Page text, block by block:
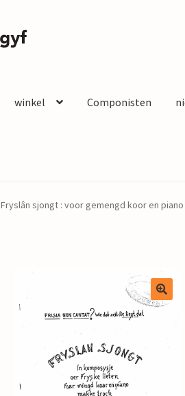
winkel Componisten
Fryslân sjongt : voor gemengd koor en